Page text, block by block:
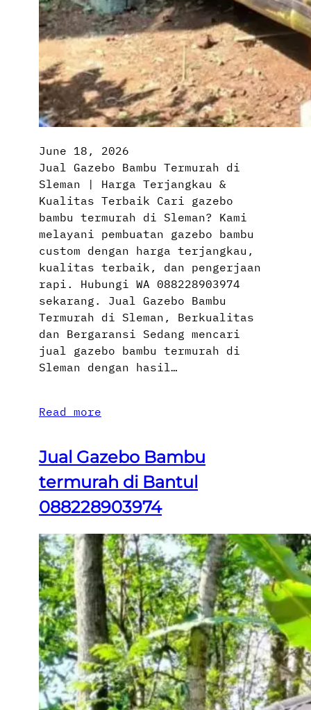
June 18, 2026
Jual Gazebo Bambu Termurah di
Sleman | Harga Terjangkau &
Kualitas Terbaik Cari gazebo
bambu termurah di Sleman? Kami
melayani pembuatan gazebo bambu
custom dengan harga terjangkau,
kualitas terbaik, dan pengerjaan
rapi. Hubungi WA 088228903974
sekarang. Jual Gazebo Bambu
Termurah di Sleman, Berkualitas
dan Bergaransi Sedang mencari
jual gazebo bambu termurah di
Sleman dengan hasil…
Read more
Jual Gazebo Bambu
termurah di Bantul
088228903974